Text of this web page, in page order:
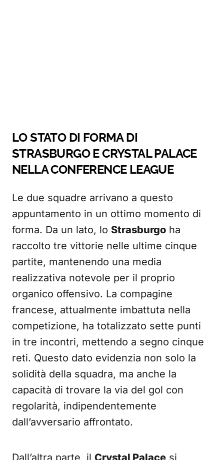
LO STATO DI FORMA DI
STRASBURGO E CRYSTAL PALACE
NELLA CONFERENCE LEAGUE
Le due squadre arrivano a questo
appuntamento in un ottimo momento di
forma. Da un lato, lo Strasburgo ha
raccolto tre vittorie nelle ultime cinque
partite, mantenendo una media
realizzativa notevole per il proprio
organico offensivo. La compagine
francese, attualmente imbattuta nella
competizione, ha totalizzato sette punti
in tre incontri, mettendo a segno cinque
reti. Questo dato evidenzia non solo la
solidità della squadra, ma anche la
capacità di trovare la via del gol con
regolarità, indipendentemente
dall’avversario affrontato.
Dall’altra parte, il Crystal Palace si